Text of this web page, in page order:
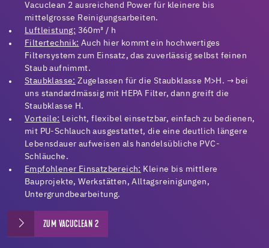
Vacuclean 2 ausreichend Power für kleinere bis
mittelgrosse Reinigungsarbeiten.
Luftleistung: 360m³ / h
Filtertechnik: Auch hier kommt ein hochwertiges
Filtersystem zum Einsatz, das zuverlässig selbst feinen
Staub aufnimmt.
Staubklasse: Zugelassen für die Staubklasse M>H. → bei
uns standardmässig mit HEPA Filter, dann greift die
Staubklasse H.
Vorteile: Leicht, flexibel einsetzbar, einfach zu bedienen,
mit PU-Schlauch ausgestattet, die eine deutlich längere
Lebensdauer aufweisen als handelsübliche PVC-
Schläuche.
Empfohlener Einsatzbereich: Kleine bis mittlere
Bauprojekte, Werkstätten, Alltagsreinigungen,
Untergrundbearbeitung.
ZUM VACUCLEAN 2